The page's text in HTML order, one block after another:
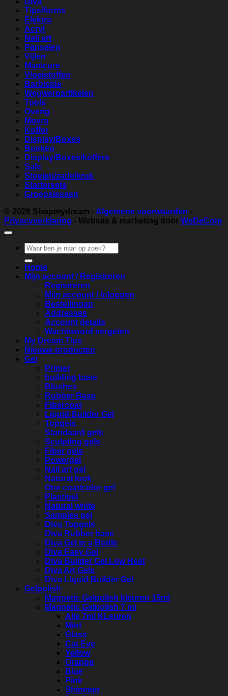
Tips/forms
Elektra
Acryl
Nail art
Penselen
Vijlen
Manicure
Vloeistoffen
Barbicide
Wegwerpartikelen
Tools
Overig
Moyra
Koffer
Display/Boxes
Boeken
Display/Boxes/koffers
Sale
Stoelen/zadelkruk
Startersets
Groepslessen
© 2026 Shopmydream - Algemene voorwaarden -
Privacyverklaring - Website & marketing door WeDeCom
Zoeken
naar:
Home
Mijn account / Registreren
Registreren
Mijn account / Inloggen
Bestellingen
Addresses
Account details
Wachtwoord vergeten
My Dream Tips
Nieuwe producten
Gel
Primer
building base
Blushes
Rubber Base
Fibercoat
Liquid Builder Gel
Topgels
Standaard gels
Sculpting gels
Fiber gels
Powergel
Nail art gel
Natural look
One coat/color gel
Plastigel
Natural white
Samples gel
Diva Topgels
Diva Rubber base
Diva Gel in a Bottle
Diva Easy Gel
Diva Builder Gel Low Heat
Diva Art Gels
Diva Liquid Builder Gel
Gelpolish
Magnetic Gelpolish kleuren 15ml
Magnetic Gelpolish 7 ml
Alle 7ml KLeuren
Mint
Glass
Cat Eye
Yellow
Orange
Blue
Pink
Shimmer